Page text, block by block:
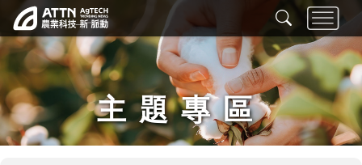
主題專區